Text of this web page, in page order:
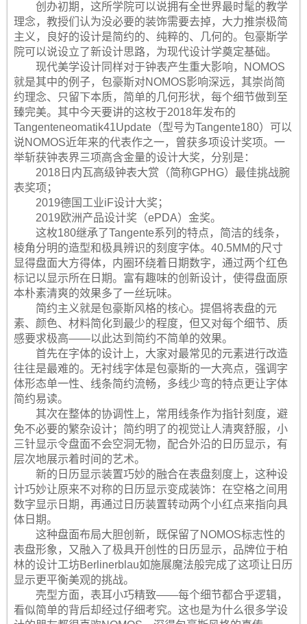
创办初期，这所学院可以说拥有全世界最时髦的教学
理念，教授们认为没必要的装饰需要去掉，大力推崇极简
主义，良好的设计是简约的、纯粹的、几何的。包豪斯学
院可以说设立了新设计思路，为现代设计学奠定基础。
现代美学设计同样对于钟表产生重大影响，NOMOS
就是其中的例子，包豪斯对NOMOS影响深远，其崇尚简
约理念、只留下本质，简单的几何形状，每个细节做到至
臻完美。其中今天要讲的这枚于2018年发布的
Tangenteneomatik41Update（型号为Tangente180）可以
说NOMOS近年来的代表作之一，曾获多项设计奖项。一
举斩获钟表界三项高含金量的设计大奖，分别是：
2018日内瓦高级钟表大赏（简称GPHG）最佳挑战腕
表奖项；
2019德国工业iF设计大奖；
2019欧洲产品设计奖（ePDA）金奖。
这枚180继承了Tangente系列的特点，简洁的线条，
棱角分明的造型和极具辨识的刻度字体。40.5MM的尺寸
显得盘面大方得体，内圈环绕着日期数字，通过两个红色
标记以显示所在日期。富有趣味的创新设计，使得盘面原
本朴素清爽的效果多了一丝玩味。
简约主义就是包豪斯风格的核心。提倡将表盘的元
素、颜色、材料简化到最少的程度，但又对每个细节、质
感要求极高——以此达到简约不简单的效果。
首先在字体的设计上，大家对最常见的元素进行改造
往往是最难的。无衬线字体是包豪斯的一大亮点，强调字
体形态单一性、线条简约流畅，多线少弯的特点更让字体
简约易读。
其次在整体的协调性上，常用线条作为指针刻度，避
免不必要的繁杂设计；简约明了的视觉让人清爽舒服，小
三针显示令盘面不会空洞无物，配合外沿的日历显示，有
层次地展示着时间的艺术。
新的日历显示装置巧妙的融合在表盘刻度上，这种设
计巧妙让原来不对称的日历显示变成装饰：在空格之间用
数字显示日期，再通过日历装置转动两个小红点来指向具
体日期。
这种盘面布局大胆创新，既保留了NOMOS标志性的
表盘形象，又融入了极具开创性的日历显示，品牌位于柏
林的设计工坊Berlinerblau如施展魔法般完成了这项让日历
显示更平衡美观的挑战。
壳型方面，表耳小巧精致——每个细节都合乎逻辑，
看似简单的背后却经过仔细考究。这也是为什么很多学设